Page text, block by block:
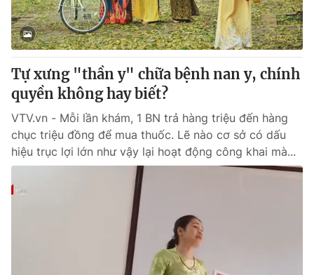
Tự xưng "thần y" chữa bệnh nan y, chính
quyền không hay biết?
VTV.vn - Mỗi lần khám, 1 BN trả hàng triệu đến hàng
chục triệu đồng để mua thuốc. Lẽ nào cơ sở có dấu
hiệu trục lợi lớn như vậy lại hoạt động công khai mà...